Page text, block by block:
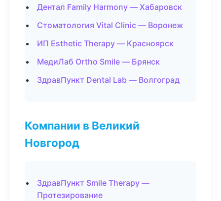
Дентал Family Harmony — Хабаровск
Стоматология Vital Clinic — Воронеж
ИП Esthetic Therapy — Красноярск
МедиЛаб Ortho Smile — Брянск
ЗдравПункт Dental Lab — Волгоград
Компании в Великий
Новгород
ЗдравПункт Smile Therapy —
Протезирование